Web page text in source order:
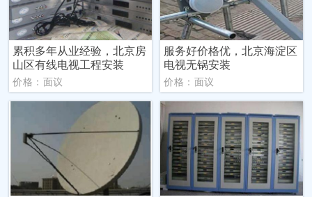
累积多年从业经验，北京房
山区有线电视工程安装
价格：面议
服务好价格优，北京海淀区
电视无锅安装
价格：面议